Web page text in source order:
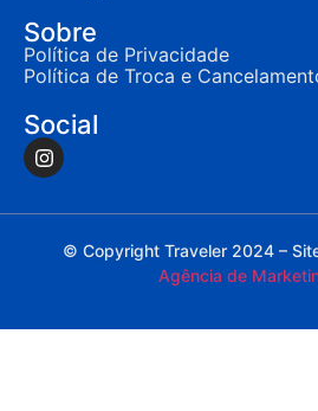
Sobre
Política de Privacidade
Política de Troca e
Social
© Copyright Traveler 2024 –
Agência de